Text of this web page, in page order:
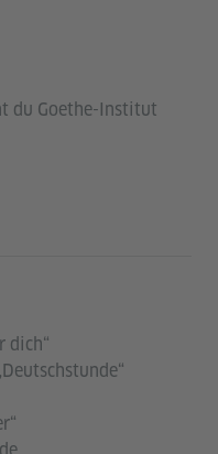
du Goethe-Institut
dich“